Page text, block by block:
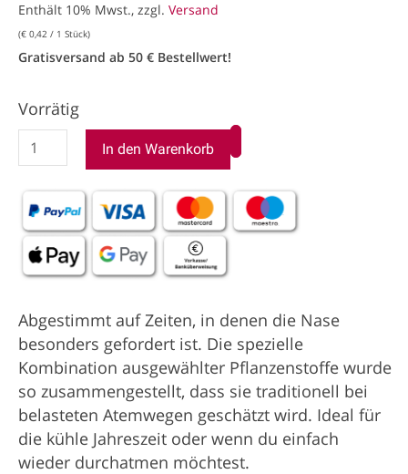
Enthält 10% Mwst., zzgl. Versand
(€ 0,42 / 1 Stück)
Gratisversand ab 50 € Bestellwert!
Vorrätig
In den Warenkorb
Abgestimmt auf Zeiten, in denen die Nase
besonders gefordert ist. Die spezielle
Kombination ausgewählter Pflanzenstoffe wurde
so zusammengestellt, dass sie traditionell bei
belasteten Atemwegen geschätzt wird. Ideal für
die kühle Jahreszeit oder wenn du einfach
wieder durchatmen möchtest.